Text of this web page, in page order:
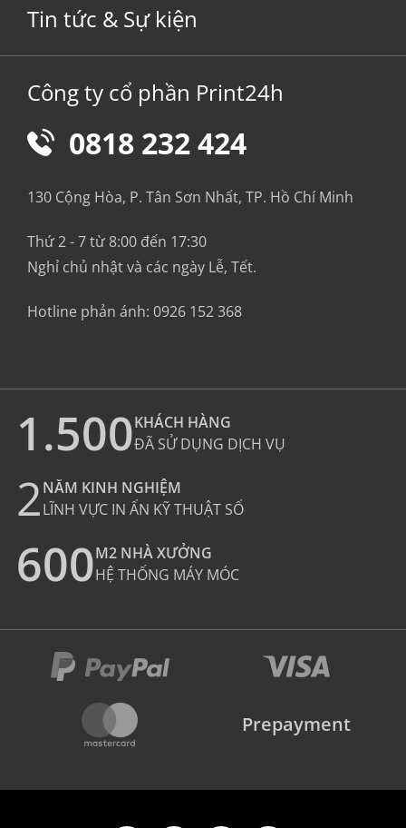
Tin tức & Sự kiện
Công ty cổ phần Print24h
0818 232 424
130 Cộng Hòa, P. Tân Sơn Nhất, TP. Hồ Chí Minh
Thứ 2 - 7 từ 8:00 đến 17:30
Nghỉ chủ nhật và các ngày Lễ, Tết.
Hotline phản ánh: 0926 152 368
1.500KHÁCH HÀNG
ĐÃ SỬ DỤNG DỊCH VỤ
2NĂM KINH NGHIỆM
LĨNH VỰC IN ẤN KỸ THUẬT SỐ
600M2 NHÀ XƯỞNG
HỆ THỐNG MÁY MÓC
Prepayment